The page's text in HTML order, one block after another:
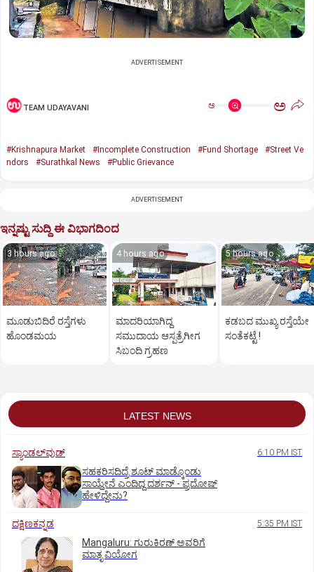
ADVERTISEMENT
TEAM UDAYAVANI ಅ ಅ
#Krishnapura Market #Incomplete Construction #Fund Shortage
#Street Ve
ndors
#Surathkal News #Public Grievance
ADVERTISEMENT
ಇನ್ನಷ್ಟು ಸುದ್ದಿ ಈ ವಿಭಾಗದಿಂದ
3 hours ago
ಮೂಡುಬಿದಿರೆ ರಸ್ತೆಗಳು
ಹೊಂಡಮಯ
4 hours ago
ಮಾದರಿಯಾಗಿದ್ದ
ಸಮುದಾಯ ಆಸ್ಪತ್ರೆಗೀಗ
ಸಿಬಂದಿ ಗ್ರಹಣ
5 hours ago
ಕಡಬದ ಮುಖ್ಯ ರಸ್ತೆಯೇ
ಸಂತೆಕಟ್ಟೆ !
LATEST NEWS
ಸ್ಯಾಂಡಲ್‌ವುಡ್‌ 6:10 PM IST
ಸಹಕರಿಸದಿದ್ರೆ ಶೂಟ್‌ ಮಾಡ್ಕೊಂಡು
ಸಾಯ್ತೇನೆ ಎಂದಿದ್ದ ದರ್ಶನ್‌ - ಪ್ರದೋಷ್‌
ಹೇಳಿದ್ದೇನು?
ದಕ್ಷಿಣಕನ್ನಡ 5:35 PM IST
Mangaluru: ಗುರುಕಿರಣ್ ಅವರಿಗೆ
ಮಾತೃ ವಿಯೋಗ